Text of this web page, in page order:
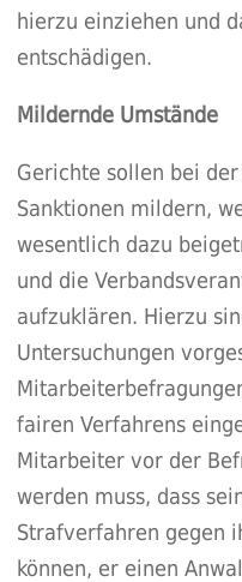
hierzu einziehen und
entschädigen.
Mildernde Umstände
Gerichte sollen bei
Sanktionen mildern,
wesentlich dazu
und die
aufzuklären. Hierzu
Untersuchungen
fairen Verfahrens
Mitarbeiter vor der
werden muss, dass
Strafverfahren gegen
können, er einen